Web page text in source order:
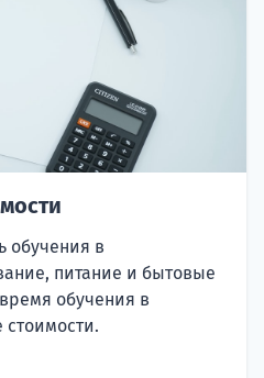
обучения в
питание и бытовые
обучения в
стоимости.